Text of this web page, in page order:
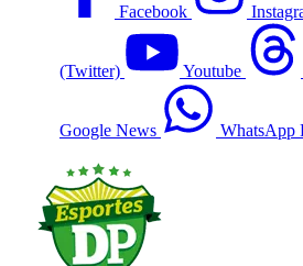
Facebook
(Twitter) Youtube
Google News WhatsApp